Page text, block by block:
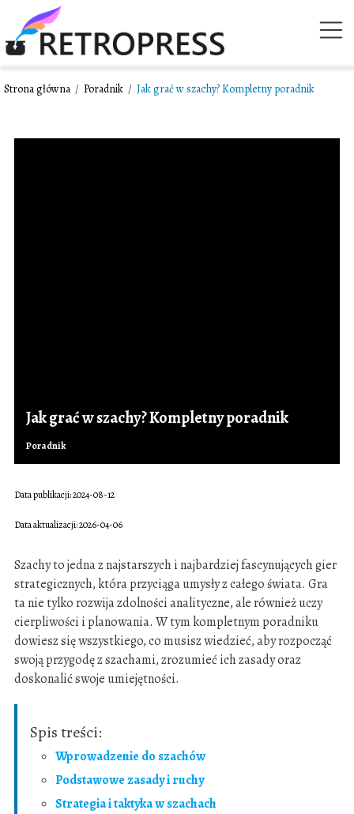
Strona główna / Poradnik / Jak grać w szachy? Kompletny poradnik
Jak grać w szachy? Kompletny poradnik
Poradnik
Data publikacji: 2024-08-12
Data aktualizacji: 2026-04-06
Szachy to jedna z najstarszych i najbardziej fascynujących gier
strategicznych, która przyciąga umysły z całego świata. Gra
ta nie tylko rozwija zdolności analityczne, ale również uczy
cierpliwości i planowania. W tym kompletnym poradniku
dowiesz się wszystkiego, co musisz wiedzieć, aby rozpocząć
swoją przygodę z szachami, zrozumieć ich zasady oraz
doskonalić swoje umiejętności.
Spis treści:
Wprowadzenie do szachów
Podstawowe zasady i ruchy
Strategia i taktyka w szachach